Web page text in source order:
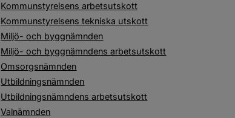
Kommunstyrelsens arbetsutskott
Kommunstyrelsens tekniska utskott
Miljö- och byggnämnden
Miljö- och byggnämndens arbetsutskott
Omsorgsnämnden
Utbildningsnämnden
Utbildningsnämndens arbetsutskott
Valnämnden